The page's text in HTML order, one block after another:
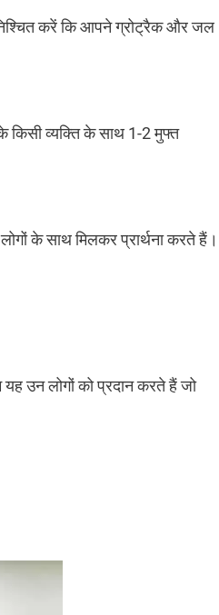
करें कि आपने ग्रोट्रैक और जल
किसी व्यक्ति के साथ 1-2 मुफ्त
के साथ मिलकर प्रार्थना करते हैं।
उन लोगों को प्रदान करते हैं जो